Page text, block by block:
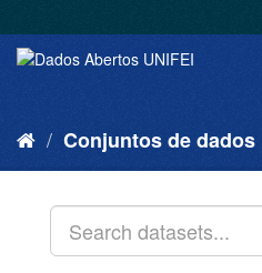
Conjuntos de dados